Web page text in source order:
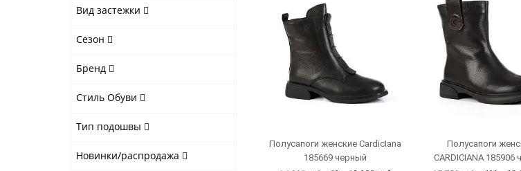
Вид застежки
Сезон
Бренд
Стиль Обуви
Тип подошвы
Новинки/распродажа
Полусапоги женские CardicIana
185669 черный
Полусапоги
CARDICIANA 185906